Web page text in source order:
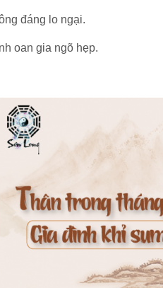
đáng lo ngại.
oan gia ngõ hẹp.